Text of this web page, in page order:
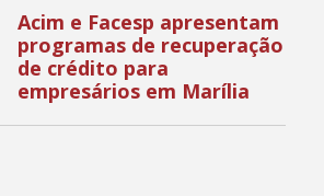
Acim e Facesp apresentam
programas de recuperação
de crédito para
empresários em Marília